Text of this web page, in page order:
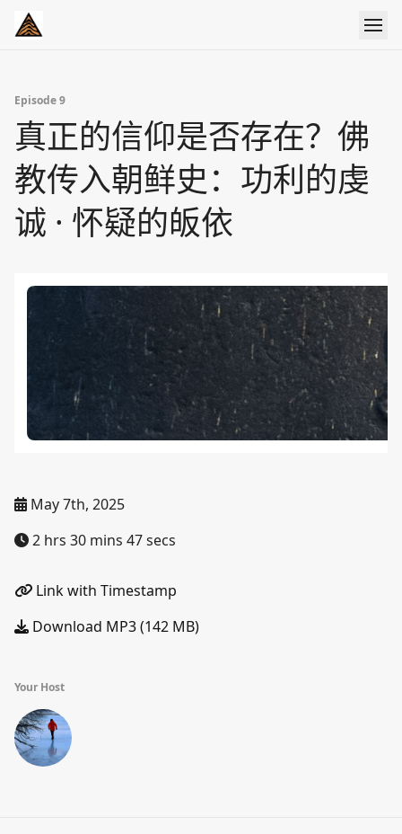
Episode 9
真正的信仰是否存在？佛
教传入朝鲜史：功利的虔
诚 · 怀疑的皈依
May 7th, 2025
2 hrs 30 mins 47 secs
Link with Timestamp
Download MP3 (142 MB)
Your Host